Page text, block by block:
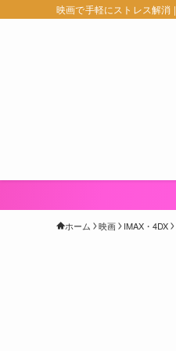
映画で手軽にストレス解消
ホーム 映画 IMAX・4DX